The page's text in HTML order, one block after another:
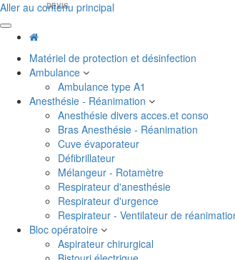
Aller au contenu principal
Matériel de protection et désinfection
Ambulance
Ambulance type A1
Anesthésie - Réanimation
Anesthésie divers acces.et conso
Bras Anesthésie - Réanimation
Cuve évaporateur
Défibrillateur
Mélangeur - Rotamètre
Respirateur d'anesthésie
Respirateur d'urgence
Respirateur - Ventilateur de
Bloc opératoire
Aspirateur chirurgical
DEVIS